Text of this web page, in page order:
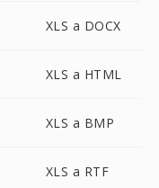
XLS a DOCX
XLS a HTML
XLS a BMP
XLS a RTF